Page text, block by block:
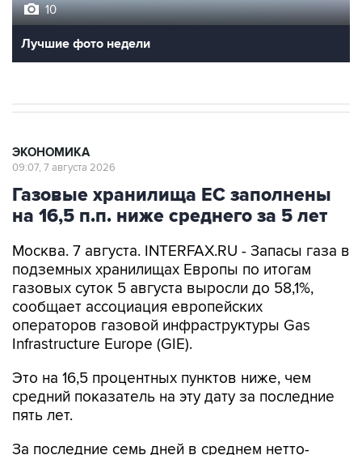
10
Лучшие фото недели
ЭКОНОМИКА
09:07, 7 августа 2026
Газовые хранилища ЕС заполнены
на 16,5 п.п. ниже среднего за 5 лет
Москва. 7 августа. INTERFAX.RU - Запасы газа в
подземных хранилищах Европы по итогам
газовых суток 5 августа выросли до 58,1%,
сообщает ассоциация европейских
операторов газовой инфраструктуры Gas
Infrastructure Europe (GIE).
Это на 16,5 процентных пунктов ниже, чем
средний показатель на эту дату за последние
пять лет.
За последние семь дней в среднем нетто-